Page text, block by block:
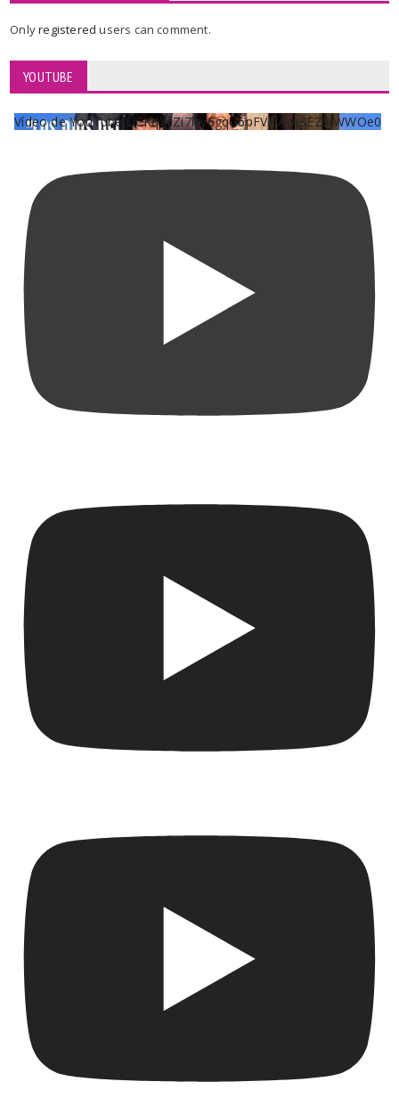
Onlyregisteredusers can comment.
YOUTUBE
Vídeo de YouTube UCKqYjiZi7lzy6gqU6pFVFiA_A3EZ9JWWOe0